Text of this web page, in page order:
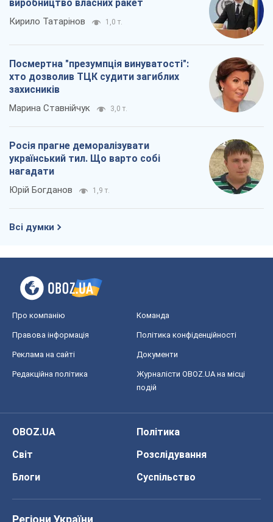
Ракетний щит і меч України: ставка на
Кирило Татарінов 1,0 т.
Посмертна "презумпція винуватості":
хто дозволив ТЦК судити загиблих
захисників
Марина Ставнійчук 3,0 т.
Росія прагне деморалізувати
український тил. Що варто собі
нагадати
Юрій Богданов
Про компанію Команда
Правова інформація Політика конфіденційності
Документи
Редакційна політика
Журналісти OBOZ.UA на місці
Блоги